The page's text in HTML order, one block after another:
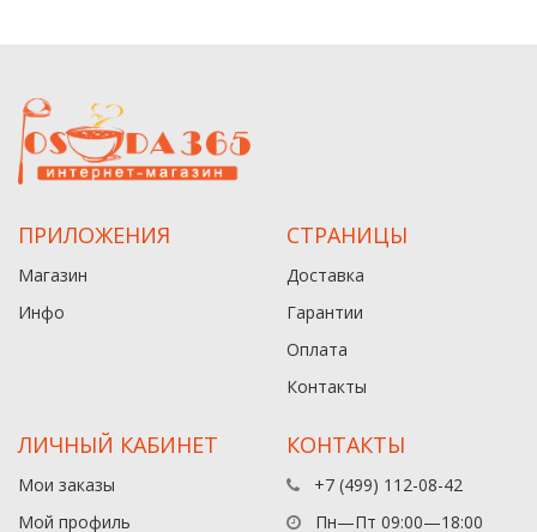
ПРИЛОЖЕНИЯ
Магазин
Инфо
СТРАНИЦЫ
Доставка
Гарантии
Оплата
Контакты
ЛИЧНЫЙ КАБИНЕТ
Мои заказы
Мой профиль
КОНТАКТЫ
+7 (499) 112-08-42
Пн—Пт 09:00—18:00